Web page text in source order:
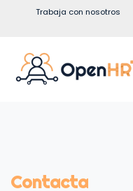
Trabaja con nosotros
Contacta